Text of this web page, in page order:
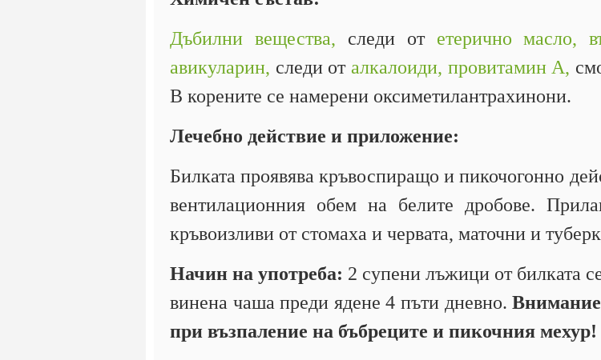
Дъбилни вещества, следи от етерично масло,
авикуларин, следи от алкалоиди, провитамин А,
В корените се намерени оксиметилантрахинони.
Лечебно действие и приложение:
Билката проявява кръвоспиращо и пикочогонно
вентилационния обем на белите дробове.
кръвоизливи от стомаха и червата, маточни и
Начин на употреба: 2 супени лъжици от билката
винена чаша преди ядене 4 пъти дневно.
при възпаление на бъбреците и пикочния мехур!